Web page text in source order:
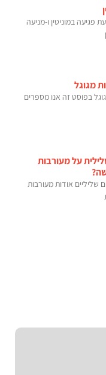
פגיעה במוניטין ו-מניעה
מגוגל
בפוסט זה אנו מספרים
על מעורבות
אודות מעורבות